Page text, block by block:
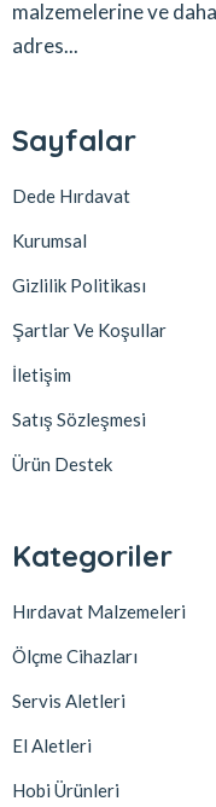
malzemelerine ve
adres...
Sayfalar
Dede Hırdavat
Kurumsal
Gizlilik Politikası
Şartlar Ve Koşullar
İletişim
Satış Sözleşmesi
Ürün Destek
Kategoriler
Hırdavat Malzemeleri
Ölçme Cihazları
Servis Aletleri
El Aletleri
Hobi Ürünleri